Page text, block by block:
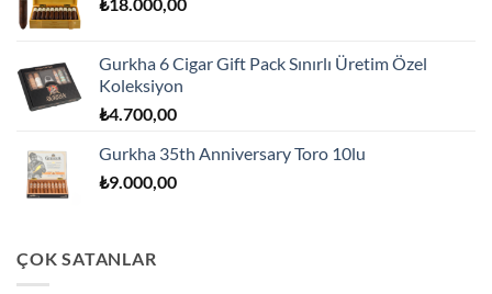
Gurkha 6 Cigar Gift Pack Sınırlı Üretim Özel
Koleksiyon
₺4.700,00
Gurkha 35th Anniversary Toro 10lu
₺9.000,00
ÇOK SATANLAR